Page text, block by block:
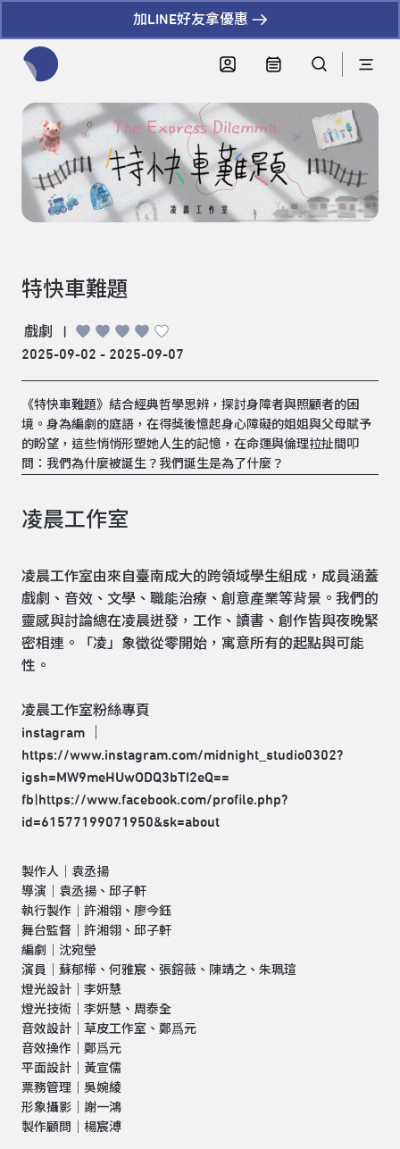
加LINE好友拿優惠
特快車難題
戲劇
|
2025-09-02 - 2025-09-07
《特快車難題》結合經典哲學思辨，探討身障者與照顧者的困
境。身為編劇的庭語，在得獎後憶起身心障礙的姐姐與父母賦予
的盼望，這些悄悄形塑她人生的記憶，在命運與倫理拉扯間叩
問：我們為什麼被誕生？我們誕生是為了什麼？
凌晨工作室
凌晨工作室由來自臺南成大的跨領域學生組成，成員涵蓋
戲劇、音效、文學、職能治療、創意產業等背景。我們的
靈感與討論總在凌晨迸發，工作、讀書、創作皆與夜晚緊
密相連。「凌」象徵從零開始，寓意所有的起點與可能
性。
凌晨工作室粉絲專頁
instagram ｜
https://www.instagram.com/midnight_studio0302?
igsh=MW9meHUwODQ3bTI2eQ==
fb|https://www.facebook.com/profile.php?
id=61577199071950&sk=about
製作人｜袁丞揚
導演｜袁丞揚、邱子軒
執行製作｜許湘翎、廖今鈺
舞台監督｜許湘翎、邱子軒
編劇｜沈宛瑩
演員｜蘇郁樺、何雅宸、張鎔薇、陳靖之、朱珮瑄
燈光設計｜李妍慧
燈光技術｜李妍慧、周泰全
音效設計｜草皮工作室、鄭爲元
音效操作｜鄭爲元
平面設計｜黃宣儒
票務管理｜吳婉綾
形象攝影｜謝一鴻
製作顧問｜楊宸溥